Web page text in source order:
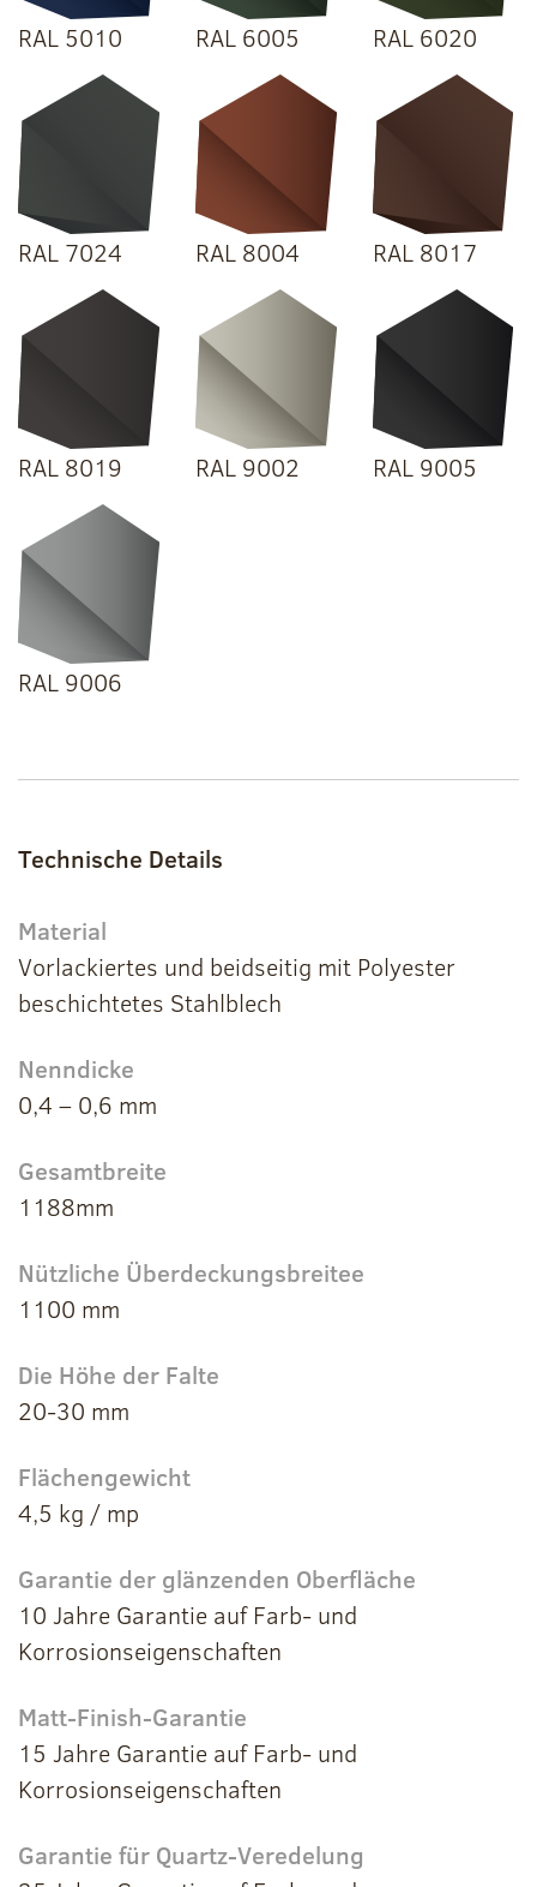
RAL 5010 RAL 6005 RAL 6020
RAL 7024 RAL 8004 RAL 8017
RAL 8019 RAL 9002 RAL 9005
RAL 9006
Technische Details
Material
Vorlackiertes und beidseitig mit Polyester
beschichtetes Stahlblech
Nenndicke
0,4 – 0,6 mm
Gesamtbreite
1188mm
Nützliche Überdeckungsbreitee
1100 mm
Die Höhe der Falte
20-30 mm
Flächengewicht
4,5 kg / mp
Garantie der glänzenden Oberfläche
10 Jahre Garantie auf Farb- und
Korrosionseigenschaften
Matt-Finish-Garantie
15 Jahre Garantie auf Farb- und
Korrosionseigenschaften
Garantie für Quartz-Veredelung